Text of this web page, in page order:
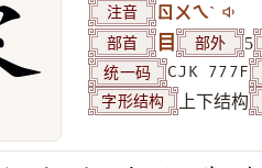
注音 ㄖㄨㄟˋ
部首 目 部外 5
统一码 CJK 777F
字形结构 上下结构